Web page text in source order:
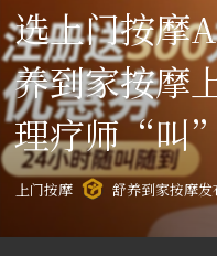
选上门按摩
养到家按摩
理疗师“叫
上门按摩 舒养到家按摩